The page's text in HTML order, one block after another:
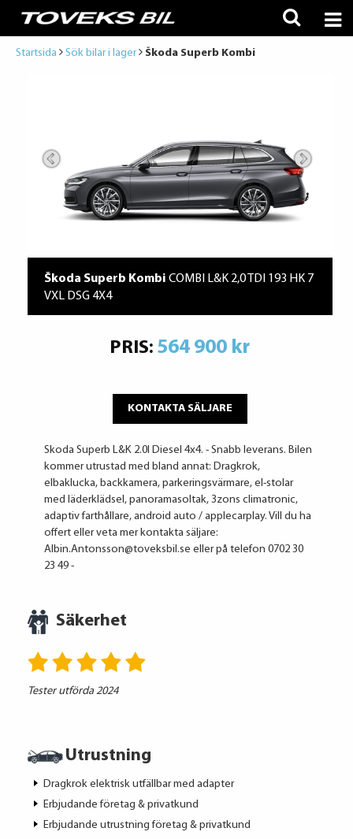
Startsida Sök bilar i lager Škoda Superb Kombi
Škoda Superb KombiCOMBI L&K 2,0 TDI 193 HK 7
VXL DSG 4X4
PRIS: 564 900 kr
KONTAKTA SÄLJARE
Skoda Superb L&K 2.0l Diesel 4x4. - Snabb leverans. Bilen
kommer utrustad med bland annat: Dragkrok,
elbaklucka, backkamera, parkeringsvärmare, el-stolar
med läderklädsel, panoramasoltak, 3zons climatronic,
adaptiv farthållare, android auto / applecarplay. Vill du ha
offert eller veta mer kontakta säljare:
Albin.Antonsson@toveksbil.se eller på telefon 0702 30
23 49 -
Utrustning
Dragkrok elektrisk utfällbar med adapter
Erbjudande företag & privatkund
Erbjudande utrustning företag & privatkund
Säkerhet
Tester utförda 2024